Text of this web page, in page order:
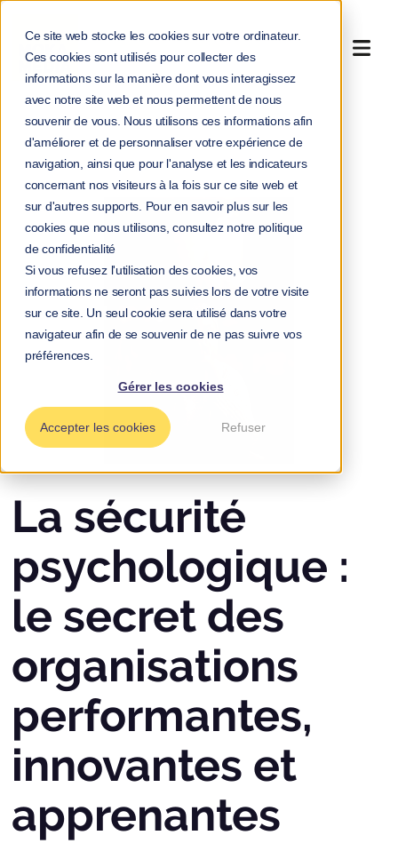
Ce site web stocke les cookies sur votre ordinateur.
Ces cookies sont utilisés pour collecter des
informations sur la manière dont vous interagissez
avec notre site web et nous permettent de nous
souvenir de vous. Nous utilisons ces informations afin
d'améliorer et de personnaliser votre expérience de
navigation, ainsi que pour l'analyse et les indicateurs
concernant nos visiteurs à la fois sur ce site web et
sur d'autres supports. Pour en savoir plus sur les
cookies que nous utilisons, consultez notre politique
de confidentialité
Si vous refusez l'utilisation des cookies, vos
informations ne seront pas suivies lors de votre visite
sur ce site. Un seul cookie sera utilisé dans votre
navigateur afin de se souvenir de ne pas suivre vos
préférences.
Gérer les cookies
Accepter les cookies Refuser
Accueil > Blog >
performantes, innovantes et apprenantes
La sécurité
psychologique :
le secret des
organisations
performantes,
innovantes et
apprenantes